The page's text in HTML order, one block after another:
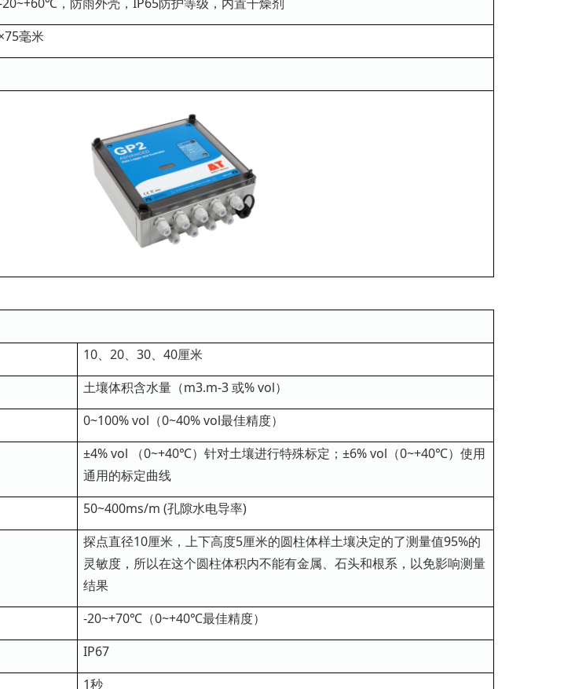
毫米
10、20、30、40厘米
土壤体积含水量（m3.m-3 或% vol）
0~100% vol（0~40% vol最佳精度）
±4% vol （0~+40℃）针对土壤进行特殊标定；±6% vol（0~+40℃）使用
通用的标定曲线
50~400ms/m (孔隙水电导率)
探点直径10厘米，上下高度5厘米的圆柱体样土壤决定的了测量值95%的
灵敏度，所以在这个圆柱体积内不能有金属、石头和根系，以免影响测量
结果
-20~+70℃（0~+40℃最佳精度）
IP67
1秒